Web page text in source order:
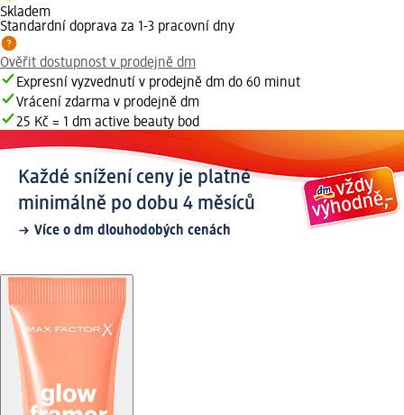
Skladem
Standardní doprava za 1-3 pracovní dny
Ověřit dostupnost v prodejně dm
Expresní vyzvednutí v prodejně dm do 60 minut
Vrácení zdarma v prodejně dm
25 Kč = 1 dm active beauty bod
Každé snížení ceny je platné
minimálně po dobu 4 měsíců
Více o dm dlouhodobých cenách